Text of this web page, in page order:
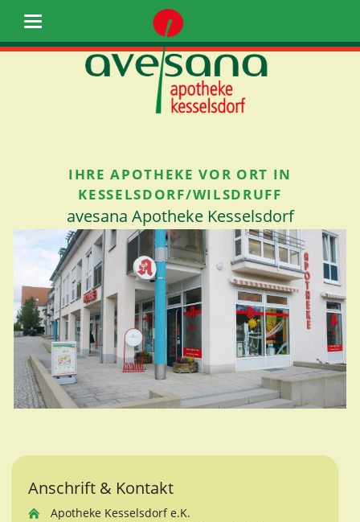
IHRE APOTHEKE VOR ORT IN
KESSELSDORF/WILSDRUFF
avesana Apotheke Kesselsdorf
Anschrift & Kontakt
Apotheke Kesselsdorf e.K.